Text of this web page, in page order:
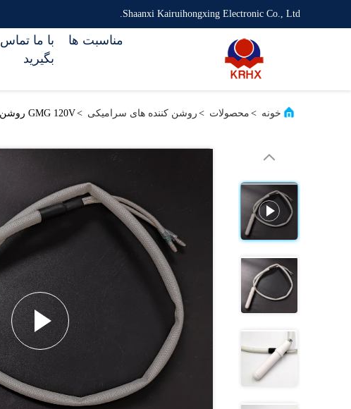
Shaanxi Kairuihongxing Electronic Co., Ltd.
با ما تماس
بگیرید
مناسبت ها
خونه > محصولات > روشن کننده های سرامیکی >GMG 120V روشن کننده گرم سرامیکی برای دانيال بون / جیم بووی انتخاب روشن کننده